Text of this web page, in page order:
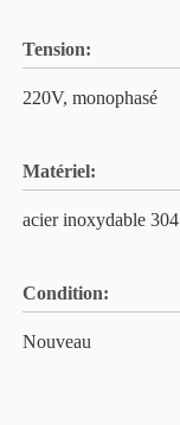
Tension:
220V, monophasé
Matériel:
acier inoxydable 304
Condition:
Nouveau